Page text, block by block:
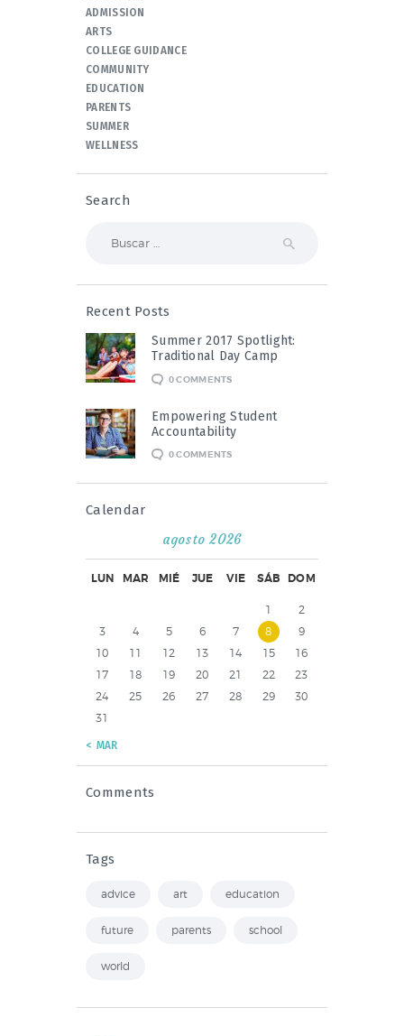
ADMISSION
ARTS
COLLEGE GUIDANCE
COMMUNITY
EDUCATION
PARENTS
SUMMER
WELLNESS
Search
Recent Posts
Summer 2017 Spotlight:
Traditional Day Camp
0COMMENTS
Empowering Student
Accountability
0COMMENTS
Calendar
agosto 2026
LUN MAR MIÉ JUE VIE SÁB DOM
1
2
3
4 5 6 7 8
9
10
11 12 13 14 15
16
17
18 19 20 21 22
23
24
25 26 27 28 29
30
31
« MAR
Comments
Tags
advice art education
future parents school
world